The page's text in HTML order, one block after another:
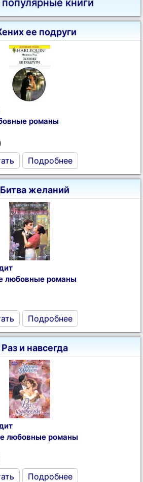
книги
ее подруги
романы
Подробнее
желаний
любовные романы
Подробнее
и навсегда
любовные романы
Подробнее